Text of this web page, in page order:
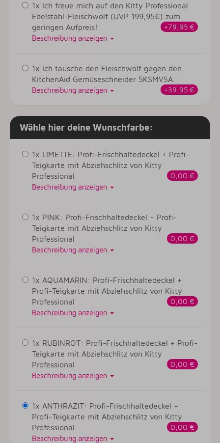
1x Ich freue mich auf den Kitty Professional
Edelstahl-Fleischwolf (UVP 199,95€) zum
geringen Aufpreis!
+79,95 €
Beschreibung anzeigen
1x Ich tausche den Fleischwolf gegen den
KitchenAid Gemüseschneider 5KSMVSA.
+39,95 €
Beschreibung anzeigen
Wähle hier deine Wunschfarbe:
1x LIMETTE: Profi-Frischhaltedeckel + Profi-
Teigkarte mit Abziehschlitz von Kitty
Professional
0,00 €
Beschreibung anzeigen
1x PINK: Profi-Frischhaltedeckel + Profi-
Teigkarte mit Abziehschlitz von Kitty
Professional
0,00 €
Beschreibung anzeigen
1x AQUAMARIN: Profi-Frischhaltedeckel +
Profi-Teigkarte mit Abziehschlitz von Kitty
Professional
0,00 €
Beschreibung anzeigen
1x RUBINROT: Profi-Frischhaltedeckel + Profi-
Teigkarte mit Abziehschlitz von Kitty
Professional
0,00 €
Beschreibung anzeigen
1x ANTHRAZIT: Profi-Frischhaltedeckel +
Profi-Teigkarte mit Abziehschlitz von Kitty
Professional
0,00 €
Beschreibung anzeigen